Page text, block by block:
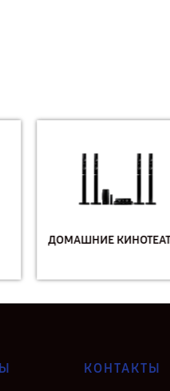
ДОМАШНИЕ
КОНТАКТЫ